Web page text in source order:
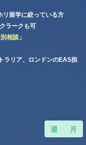
リ留学に絞っている方
ラークも可
相談」
ラリア、ロンドンのEAS担
週 月